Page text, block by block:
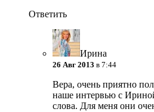
Ответить
Ирина
26 Авг 2013 в 7:44
Вера, очень приятно
наше интервью с
слова. Для меня они